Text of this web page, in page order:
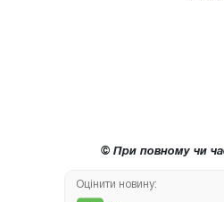
© При повному чи
Оцінити новину: